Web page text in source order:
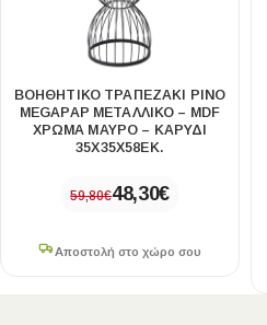
ΒΟΗΘΗΤΙΚΌ ΤΡΑΠΕΖΆΚΙ PINO
MEGAPAP ΜΕΤΑΛΛΙΚΌ – MDF
ΧΡΏΜΑ ΜΑΎΡΟ – ΚΑΡΥΔΊ
35X35X58ΕΚ.
59,80€48,30€
Αποστολή στο χώρο σου